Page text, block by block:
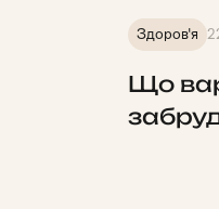
Здоров'я
Що